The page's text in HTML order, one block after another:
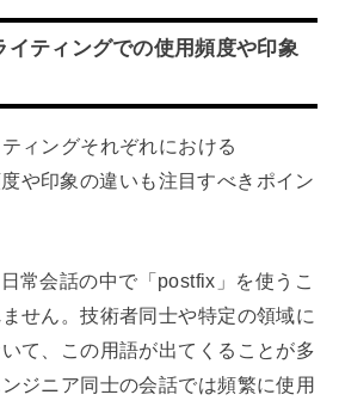
ティングでの使用頻度や印象
ィングそれぞれにおける
や印象の違いも注目すべきポイン
常会話の中で「postfix」を使うこ
せん。技術者同士や特定の領域に
て、この用語が出てくることが多
ジニア同士の会話では頻繁に使用